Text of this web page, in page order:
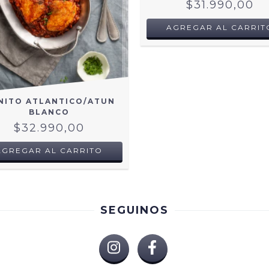
ATLANTICO/ATUN
BLANCO
$32.990,00
AL CARRITO
$31.990,00
AGREGAR AL
SEGUINOS